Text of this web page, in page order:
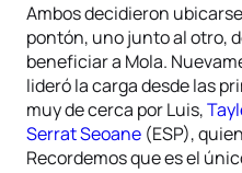
Ambos decidieron
pontón, uno junto al otro,
beneficiar a Mola.
lideró la carga desde las
muy de cerca por Luis,
Serrat Seoane (ESP),
Recordemos que es el